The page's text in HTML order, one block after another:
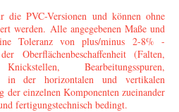
die PVC-Versionen und können ohne
werden. Alle angegebenen Maße und
Toleranz von plus/minus 2-8% -
Oberflächenbeschaffenheit (Falten,
Bearbeitungsspuren,
in der horizontalen und vertikalen
einzelnen Komponenten zueinander
fertigungstechnisch bedingt.